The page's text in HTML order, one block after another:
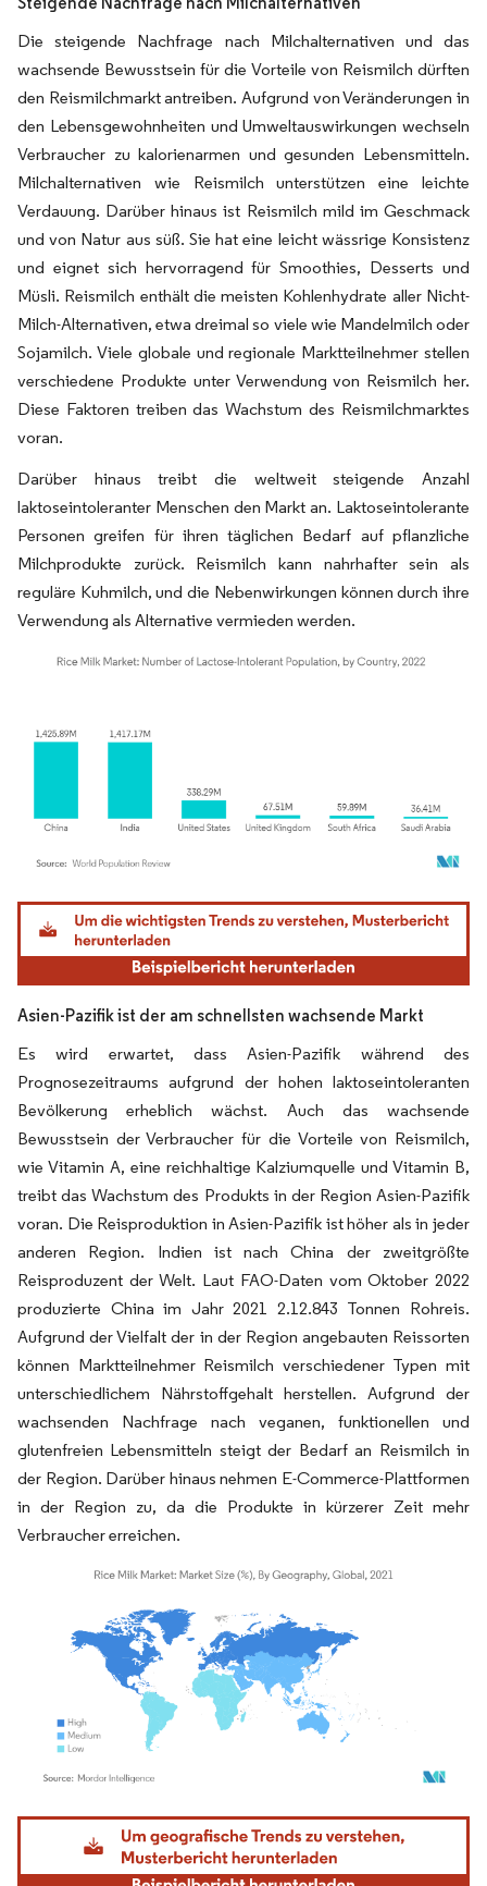
Die steigende Nachfrage nach Milchalternativen und das
wachsende Bewusstsein für die Vorteile von Reismilch dürften
den Reismilchmarkt antreiben. Aufgrund von Veränderungen in
den Lebensgewohnheiten und Umweltauswirkungen wechseln
Verbraucher zu kalorienarmen und gesunden Lebensmitteln.
Milchalternativen wie Reismilch unterstützen eine leichte
Verdauung. Darüber hinaus ist Reismilch mild im Geschmack
und von Natur aus süß. Sie hat eine leicht wässrige Konsistenz
und eignet sich hervorragend für Smoothies, Desserts und
Müsli. Reismilch enthält die meisten Kohlenhydrate aller Nicht-
Milch-Alternativen, etwa dreimal so viele wie Mandelmilch oder
Sojamilch. Viele globale und regionale Marktteilnehmer stellen
verschiedene Produkte unter Verwendung von Reismilch her.
Diese Faktoren treiben das Wachstum des Reismilchmarktes
voran.
Darüber hinaus treibt die weltweit steigende Anzahl
laktoseintoleranter Menschen den Markt an. Laktoseintolerante
Personen greifen für ihren täglichen Bedarf auf pflanzliche
Milchprodukte zurück. Reismilch kann nahrhafter sein als
reguläre Kuhmilch, und die Nebenwirkungen können durch ihre
Verwendung als Alternative vermieden werden.
Bild © Mordor Intelligence. Wiederverwendung erfordert Namensnennung gemäß
Asien-Pazifik ist der am schnellsten wachsende Markt
Es wird erwartet, dass Asien-Pazifik während des
Prognosezeitraums aufgrund der hohen laktoseintoleranten
Bevölkerung erheblich wächst. Auch das wachsende
Bewusstsein der Verbraucher für die Vorteile von Reismilch,
wie Vitamin A, eine reichhaltige Kalziumquelle und Vitamin B,
treibt das Wachstum des Produkts in der Region Asien-Pazifik
voran. Die Reisproduktion in Asien-Pazifik ist höher als in jeder
anderen Region. Indien ist nach China der zweitgrößte
Reisproduzent der Welt. Laut FAO-Daten vom Oktober 2022
produzierte China im Jahr 2021 2.12.843 Tonnen Rohreis.
Aufgrund der Vielfalt der in der Region angebauten Reissorten
können Marktteilnehmer Reismilch verschiedener Typen mit
unterschiedlichem Nährstoffgehalt herstellen. Aufgrund der
wachsenden Nachfrage nach veganen, funktionellen und
glutenfreien Lebensmitteln steigt der Bedarf an Reismilch in
der Region. Darüber hinaus nehmen E-Commerce-Plattformen
in der Region zu, da die Produkte in kürzerer Zeit mehr
Verbraucher erreichen.
Bild © Mordor Intelligence. Wiederverwendung erfordert Namensnennung gemäß